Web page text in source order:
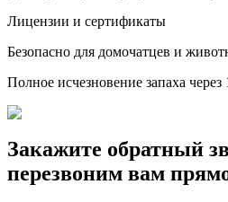
Лицензии и сертификаты
Безопасно для домочатцев и
Полное исчезновение запаха через
Закажите обратный
перезвоним вам